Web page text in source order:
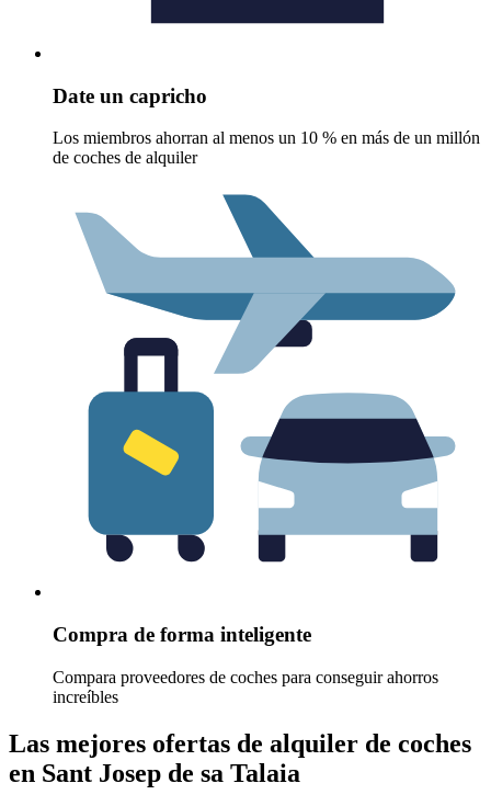
Date un capricho
Los miembros ahorran al menos un 10 % en más de un millón
de coches de alquiler
Compra de forma inteligente
Compara proveedores de coches para conseguir ahorros
increíbles
Las mejores ofertas de alquiler de coches
en Sant Josep de sa Talaia